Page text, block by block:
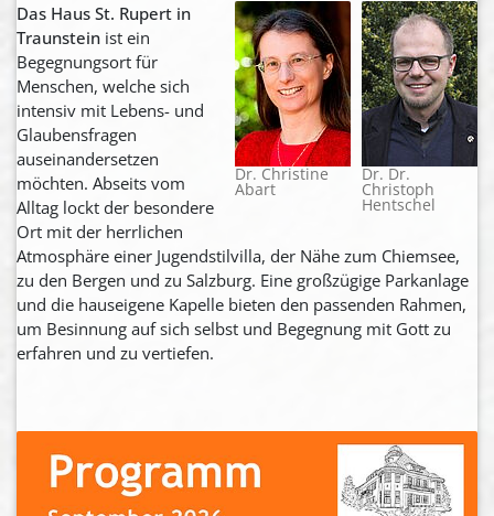
Dr. Christine
Abart
Dr. Dr.
Christoph
Hentschel
Das Haus St. Rupert in
Traunstein ist ein
Begegnungsort für
Menschen, welche sich
intensiv mit Lebens- und
Glaubensfragen
auseinandersetzen
möchten. Abseits vom
Alltag lockt der besondere
Ort mit der herrlichen
Atmosphäre einer Jugendstilvilla, der Nähe zum Chiemsee,
zu den Bergen und zu Salzburg. Eine großzügige Parkanlage
und die hauseigene Kapelle bieten den passenden Rahmen,
um Besinnung auf sich selbst und Begegnung mit Gott zu
erfahren und zu vertiefen.